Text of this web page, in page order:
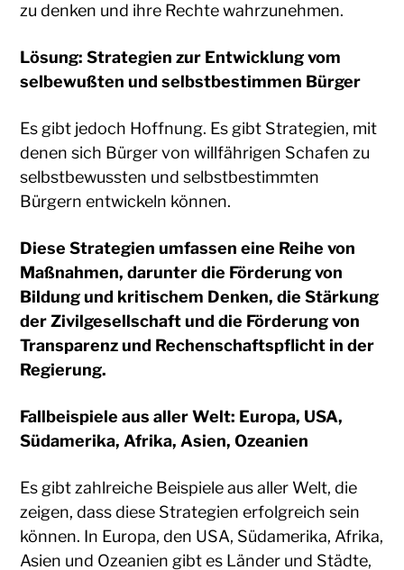
zu denken und ihre Rechte wahrzunehmen.
Lösung: Strategien zur Entwicklung vom
selbewußten und selbstbestimmen Bürger
Es gibt jedoch Hoffnung. Es gibt Strategien, mit
denen sich Bürger von willfährigen Schafen zu
selbstbewussten und selbstbestimmten
Bürgern entwickeln können.
Diese Strategien umfassen eine Reihe von
Maßnahmen, darunter die Förderung von
Bildung und kritischem Denken, die Stärkung
der Zivilgesellschaft und die Förderung von
Transparenz und Rechenschaftspflicht in der
Regierung.
Fallbeispiele aus aller Welt: Europa, USA,
Südamerika, Afrika, Asien, Ozeanien
Es gibt zahlreiche Beispiele aus aller Welt, die
zeigen, dass diese Strategien erfolgreich sein
können. In Europa, den USA, Südamerika, Afrika,
Asien und Ozeanien gibt es Länder und Städte,